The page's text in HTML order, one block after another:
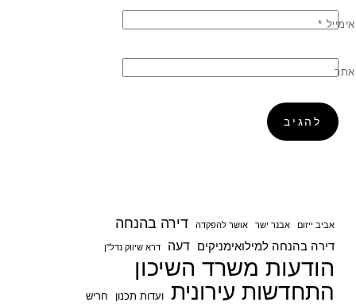
אימייל *
אתר
אביב ייזום אבנר ישר אושר להפקדה דירה בהנחה
דירה בהנחה למילואימניקים דעה דרא שיווק נדל"ן
הודעות משרד השיכון
התחדשות עירונית ועדות תכנון חריש